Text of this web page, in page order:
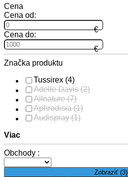
Cena
Cena od:
Cena do:
Značka produktu
Tussirex (4)
Adelle Davis(2)
Allnature(7)
Aphrodisia(1)
Audispray(1)
Viac
Obchody :
Zobraziť (3)